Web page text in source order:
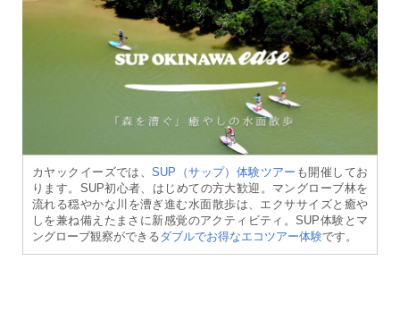
カヤックイーズでは、SUP（サップ）体験ツアー も開催してお
ります。SUP初心者、はじめての方大歓迎。マングローブ林を
流れる穏やかな川を漕ぎ進む水面散歩は、エクササイズと癒や
しを兼ね備えたまさに新感覚のアクティビティ。SUP体験とマ
ングローブ観察ができるダブルでお得なエコツアー体験です。